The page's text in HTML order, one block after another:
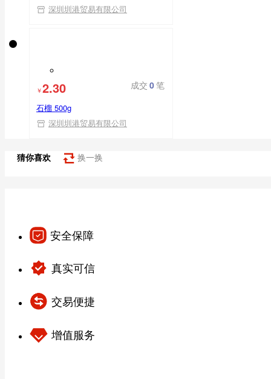
深圳圳港贸易有限公司
￥2.30 成交 0笔
石榴 500g
深圳圳港贸易有限公司
猜你喜欢 换一换
安全保障
真实可信
交易便捷
增值服务